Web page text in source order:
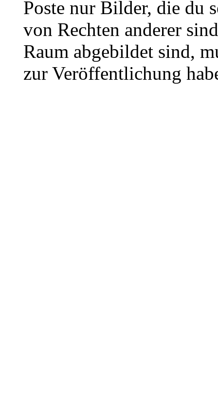
Poste nur Bilder, die du
von Rechten anderer
Raum abgebildet sind,
zur Veröffentlichung